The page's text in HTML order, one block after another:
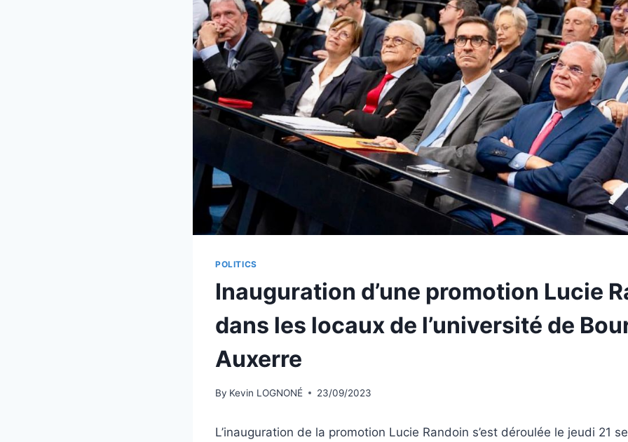
POLITICS
Inauguration d’une promotion Lucie
dans les locaux de l’université de
Auxerre
By Kevin LOGNONÉ 23/09/2023
L’inauguration de la promotion Lucie Randoin s’est déroulée le jeudi 21